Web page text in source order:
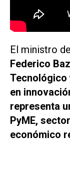
El ministro
Federico
Tecnológico
en
representa
PyME,
económico